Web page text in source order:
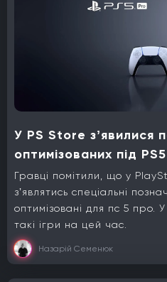
У PS Store зʼявилися
оптимізованих під
Гравці помітили, що у
зʼявлятись спеціальні
оптимізовані для пс 5 про. У
такі ігри на цей час.
Назарій Семенюк